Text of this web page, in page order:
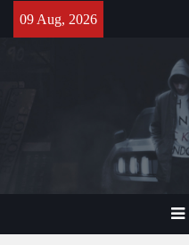
09 Aug, 2026